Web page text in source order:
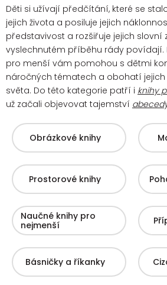
Děti si užívají předčítání, které se
jejich života a posiluje jejich
představivost a rozšiřuje jejich slovní
vyslechnutém příběhu rády povídají.
pro menší vám pomohou s dětmi
náročných tématech a obohatí
světa. Do této kategorie patří i knihy
už začali objevovat tajemství
Obrázkové knihy
Prostorové knihy
Naučné knihy pro
nejmenší
Básničky a říkanky